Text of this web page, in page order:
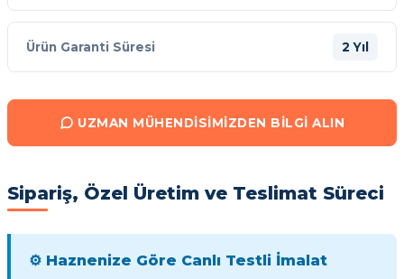
Ürün Garanti Süresi 2 Yıl
UZMAN MÜHENDISIMIZDEN BILGI ALIN
Sipariş, Özel Üretim ve Teslimat Süreci
⚙️ Haznenize Göre Canlı Testli İmalat